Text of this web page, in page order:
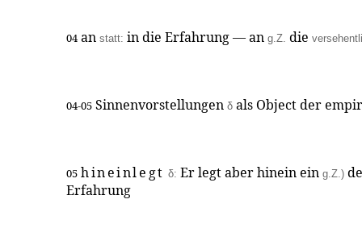
04 an statt: in die Erfahrung — an g.Z. die
04-05 Sinnenvorstellungen δ als Object der
05 hineinlegt δ: Er legt aber hinein ein g.Z.)
Erfahrung